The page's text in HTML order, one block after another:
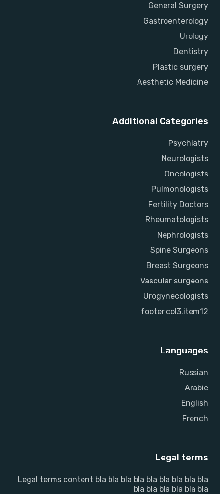
General Surgery
Gastroenterology
Urology
Dentistry
Plastic surgery
Aesthetic Medicine
Additional Categories
Psychiatry
Neurologists
Oncologists
Pulmonologists
Fertility Doctors
Rheumatologists
Nephrologists
Spine Surgeons
Breast Surgeons
Vascular surgeons
Urogynecologists
footer.col3.item12
Languages
Russian
Arabic
English
French
Legal terms
Legal terms content bla bla bla bla bla bla bla bla bla
bla bla bla bla bla bla